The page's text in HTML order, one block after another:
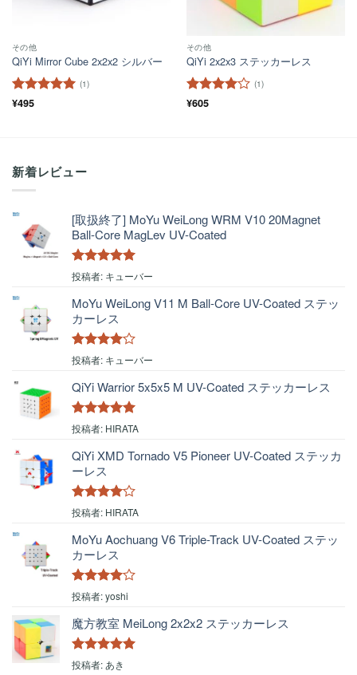
その他
QiYi Mirror Cube 2x2x2 シルバー
5段階中
(1)
¥495
その他
QiYi 2x2x3 ステッカーレス
5段階中
(1)
¥605
新着レビュー
[取扱終了] MoYu WeiLong WRM V10 20Magnet
Ball-Core MagLev UV-Coated
5段階中 5 の
投稿者: キューバー
MoYu WeiLong V11 M Ball-Core UV-Coated ステッ
カーレス
5段階中 4
投稿者: キューバー
QiYi Warrior 5x5x5 M UV-Coated ステッカーレス
5段階中5の
投稿者: HIRATA
QiYi XMD Tornado V5 Pioneer UV-Coated ステッカ
ーレス
5段階中4
投稿者: HIRATA
MoYu Aochuang V6 Triple-Track UV-Coated ステッ
カーレス
5段階中4
の評価
投稿者: yoshi
魔方教室 MeiLong 2x2x2 ステッカーレス
5段階中5
投稿者: あき